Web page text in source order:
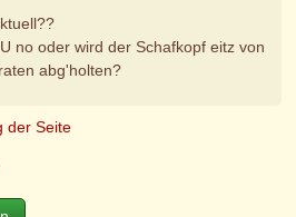
no oder wird der Schafkopf eitz von
abg'holten?
der Seite